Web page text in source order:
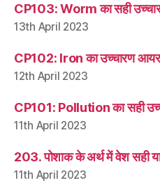
CP103: Worm का सही उच्चारण
13th April 2023
CP102: Iron का उच्चारण
12th April 2023
CP101: Pollution का सही
11th April 2023
203. पोशाक के अर्थ में वेश सही
11th April 2023